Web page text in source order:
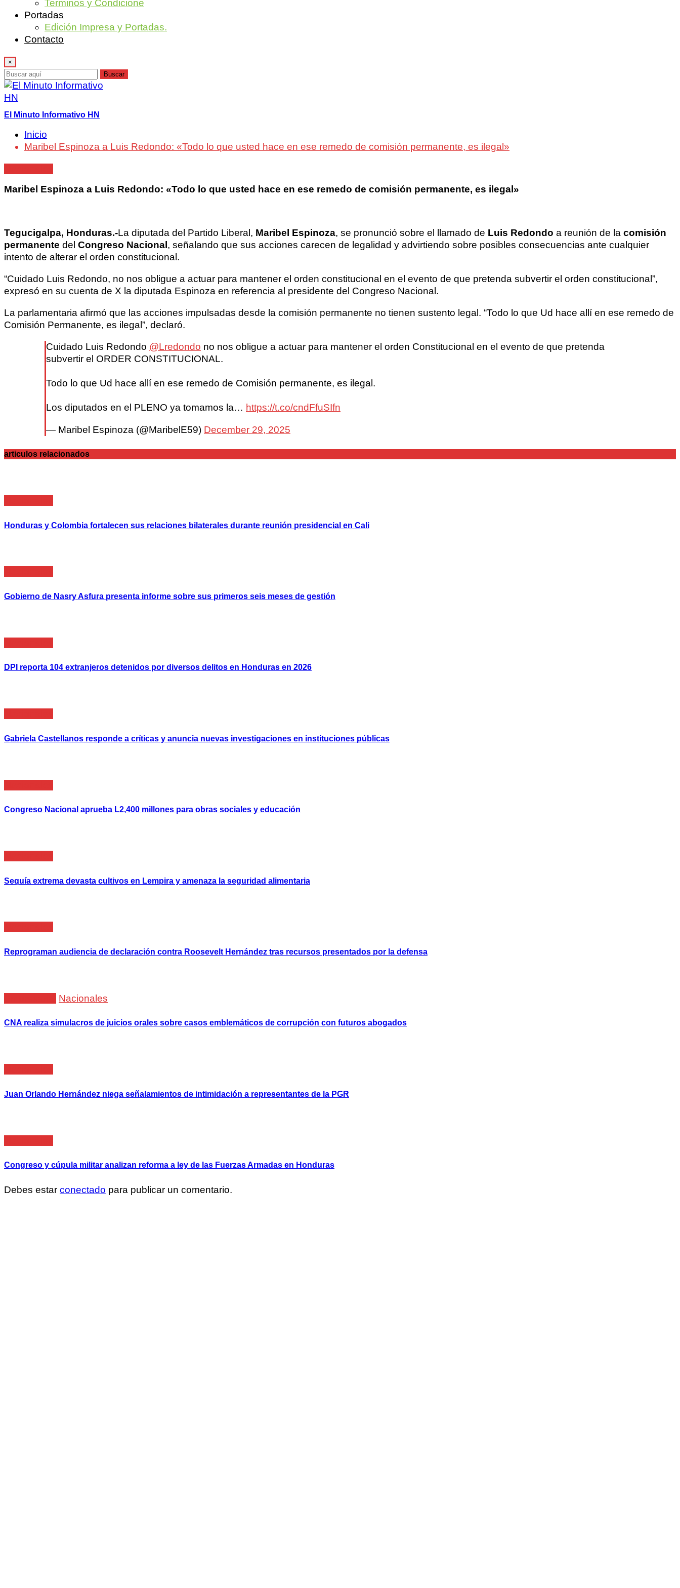
Terminos y Condicione
Portadas
Edición Impresa y Portadas.
Contacto
×
Buscar
El Minuto Informativo HN
Inicio
Maribel Espinoza a Luis Redondo: «Todo lo que usted hace en ese remedo de comisión permanente, es ilegal»
Maribel Espinoza a Luis Redondo: «Todo lo que usted hace en ese remedo de comisión permanente, es ilegal»
Tegucigalpa, Honduras.-La diputada del Partido Liberal, Maribel Espinoza, se pronunció sobre el llamado de Luis Redondo a reunión de la comisión
permanente del Congreso Nacional , señalando que sus acciones carecen de legalidad y advirtiendo sobre posibles consecuencias ante cualquier
intento de alterar el orden constitucional.
“Cuidado Luis Redondo, no nos obligue a actuar para mantener el orden constitucional en el evento de que pretenda subvertir el orden constitucional”,
expresó en su cuenta de X la diputada Espinoza en referencia al presidente del Congreso Nacional.
La parlamentaria afirmó que las acciones impulsadas desde la comisión permanente no tienen sustento legal. “Todo lo que Ud hace allí en ese remedo de
Comisión Permanente, es ilegal”, declaró.
Cuidado Luis Redondo @Lredondo no nos obligue a actuar para mantener el orden Constitucional en el evento de que pretenda
subvertir el ORDER CONSTITUCIONAL.
Todo lo que Ud hace allí en ese remedo de Comisión permanente, es ilegal.
Los diputados en el PLENO ya tomamos la… https://t.co/cndFfuSIfn
— Maribel Espinoza (@MaribelE59) December 29, 2025
articulos relacionados
Honduras y Colombia fortalecen sus relaciones bilaterales durante reunión presidencial en Cali
Gobierno de Nasry Asfura presenta informe sobre sus primeros seis meses de gestión
DPI reporta 104 extranjeros detenidos por diversos delitos en Honduras en 2026
Gabriela Castellanos responde a críticas y anuncia nuevas investigaciones en instituciones públicas
Congreso Nacional aprueba L2,400 millones para obras sociales y educación
Sequía extrema devasta cultivos en Lempira y amenaza la seguridad alimentaria
Reprograman audiencia de declaración contra Roosevelt Hernández tras recursos presentados por la defensa
Nacionales
CNA realiza simulacros de juicios orales sobre casos emblemáticos de corrupción con futuros abogados
Juan Orlando Hernández niega señalamientos de intimidación a representantes de la PGR
Congreso y cúpula militar analizan reforma a ley de las Fuerzas Armadas en Honduras
Debes estar conectado para publicar un comentario.